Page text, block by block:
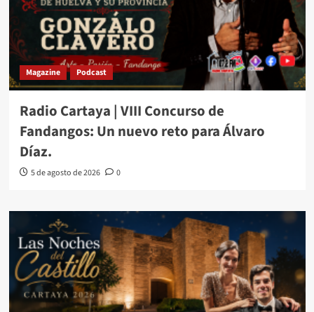
Magazine Podcast
Radio Cartaya | VIII Concurso de
Fandangos: Un nuevo reto para Álvaro
Díaz.
5 de agosto de 2026 0